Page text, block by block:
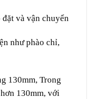
và vận chuyển
như phào chỉ,
130mm, Trong
130mm, với